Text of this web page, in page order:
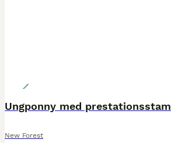
Ungponny med prestationsstam
New Forest